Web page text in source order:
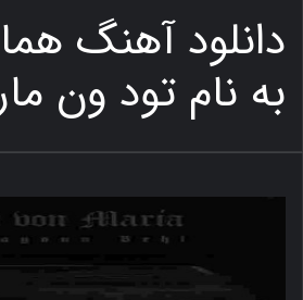
دانلود آهنگ
به نام تود ون